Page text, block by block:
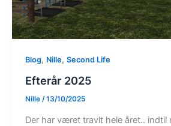
Blog, Nille, Second Life
Efterår 2025
Nille /13/10/2025
Der har været travlt hele året.. indtil